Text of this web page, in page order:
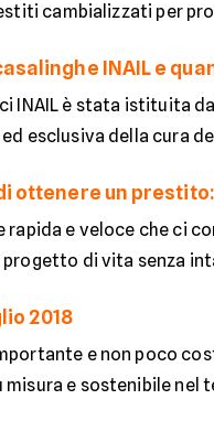
cambializzati per
INAIL e
INAIL è stata istituita
esclusiva della cura
ottenere un
rapida e veloce che ci
di vita senza
2018
e non poco
e sostenibile nel